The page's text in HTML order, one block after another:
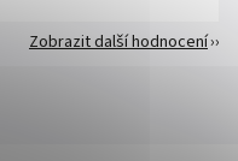
Zobrazit další hodnocení